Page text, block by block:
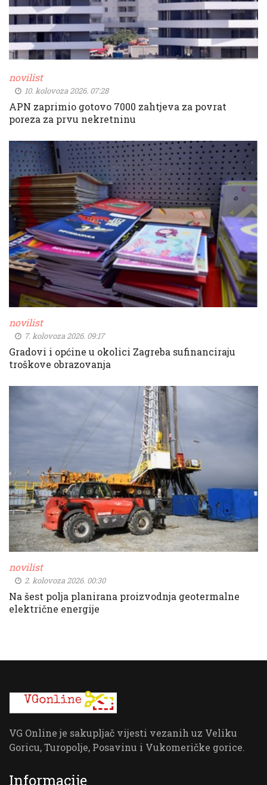
novilist
10. kolovoza 2026. 07:28
APN zaprimio gotovo 7000 zahtjeva za povrat
poreza za prvu nekretninu
novilist
7. kolovoza 2026. 09:17
Gradovi i općine u okolici Zagreba sufinanciraju
troškove obrazovanja
novilist
2. kolovoza 2026. 00:30
Na šest polja planirana proizvodnja geotermalne
električne energije
VG Online je sakupljač vijesti vezanih uz Veliku
Goricu, Turopolje, Posavinu i Vukomeričke gorice.
Informacije